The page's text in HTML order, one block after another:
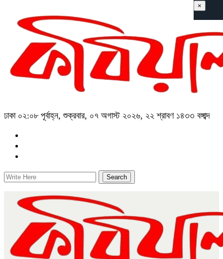
ঢাকা ০২:০৮ পূর্বাহ্ন, শুক্রবার, ০৭ অগাস্ট ২০২৬, ২২ শ্রাবণ ১৪৩৩ বঙ্গাব্দ
×